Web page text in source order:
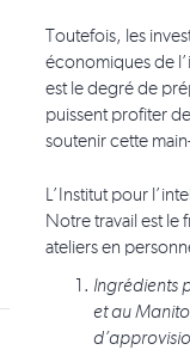
Toutefois, les
économiques de
est le degré de
puissent profiter
soutenir cette
L’Institut pour
Notre travail est le
ateliers en
Ingrédients
et au